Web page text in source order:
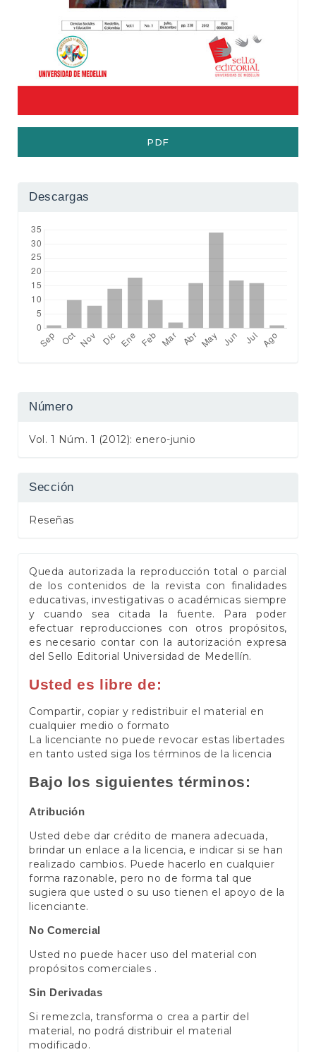
PDF
Descargas
Número
Vol. 1 Núm. 1 (2012): enero-junio
Sección
Reseñas
Queda autorizada la reproducción total o parcial
de los contenidos de la revista con finalidades
educativas, investigativas o académicas siempre
y cuando sea citada la fuente. Para poder
efectuar reproducciones con otros propósitos,
es necesario contar con la autorización expresa
del Sello Editorial Universidad de Medellín.
Usted es libre de:
Compartir, copiar y redistribuir el material en
cualquier medio o formato
La licenciante no puede revocar estas libertades
en tanto usted siga los términos de la licencia
Bajo los siguientes términos:
Atribución
Usted debe dar crédito de manera adecuada,
brindar un enlace a la licencia, e indicar si se han
realizado cambios. Puede hacerlo en cualquier
forma razonable, pero no de forma tal que
sugiera que usted o su uso tienen el apoyo de la
licenciante.
No Comercial
Usted no puede hacer uso del material con
propósitos comerciales .
Sin Derivadas
Si remezcla, transforma o crea a partir del
material, no podrá distribuir el material
modificado.